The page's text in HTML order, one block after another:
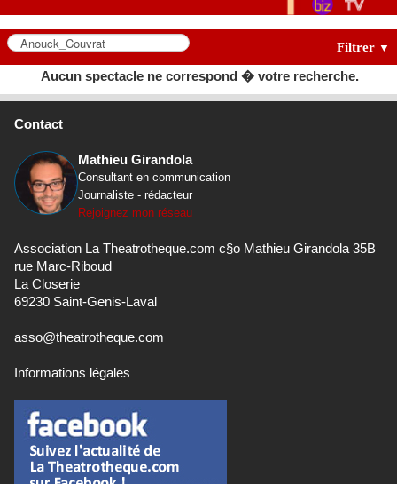
LES ANNONCES
LE CLUB
Filtrer ▼
Aucun spectacle ne correspond � votre recherche.
Contact
Mathieu Girandola
Consultant en communication
Journaliste - rédacteur
Rejoignez mon réseau
Association La Theatrotheque.com c§o Mathieu Girandola 35B
rue Marc-Riboud
La Closerie
69230 Saint-Genis-Laval
asso@theatrotheque.com
Informations légales